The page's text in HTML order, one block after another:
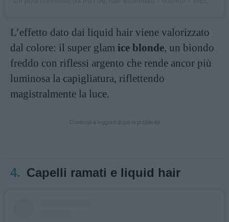
L’effetto dato dai liquid hair viene valorizzato
dal colore: il super glam ice blonde, un biondo
freddo con riflessi argento che rende ancor più
luminosa la capigliatura, riflettendo
magistralmente la luce.
4. Capelli ramati e liquid hair